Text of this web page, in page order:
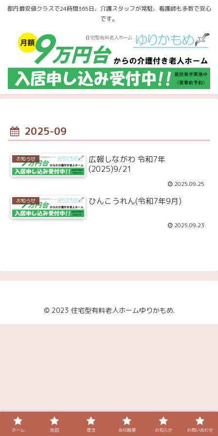
都内最安値クラスで24時間365日、介護スタッフが常駐、看護師も多数で安心
です。
2025-09
お知らせ
広報しながわ 令和7年
(2025)9/21
2025.09.25
お知らせ ひんこうれん(令和7年9月)
2025.09.23
© 2023 住宅型有料老人ホームゆりかもめ.
ホーム 地図 理念 会社概要 お知らせ お問い合わせ